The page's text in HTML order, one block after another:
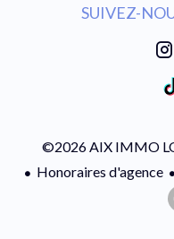
SUIVEZ-
©2026 AIX IMMO
Honoraires d'agence